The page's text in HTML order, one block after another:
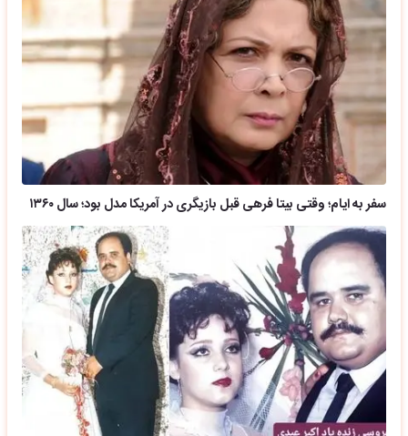
سفر به ایام؛ وقتی بیتا فرهی قبل بازیگری در آمریکا مدل بود؛ سال ۱۳۶۰